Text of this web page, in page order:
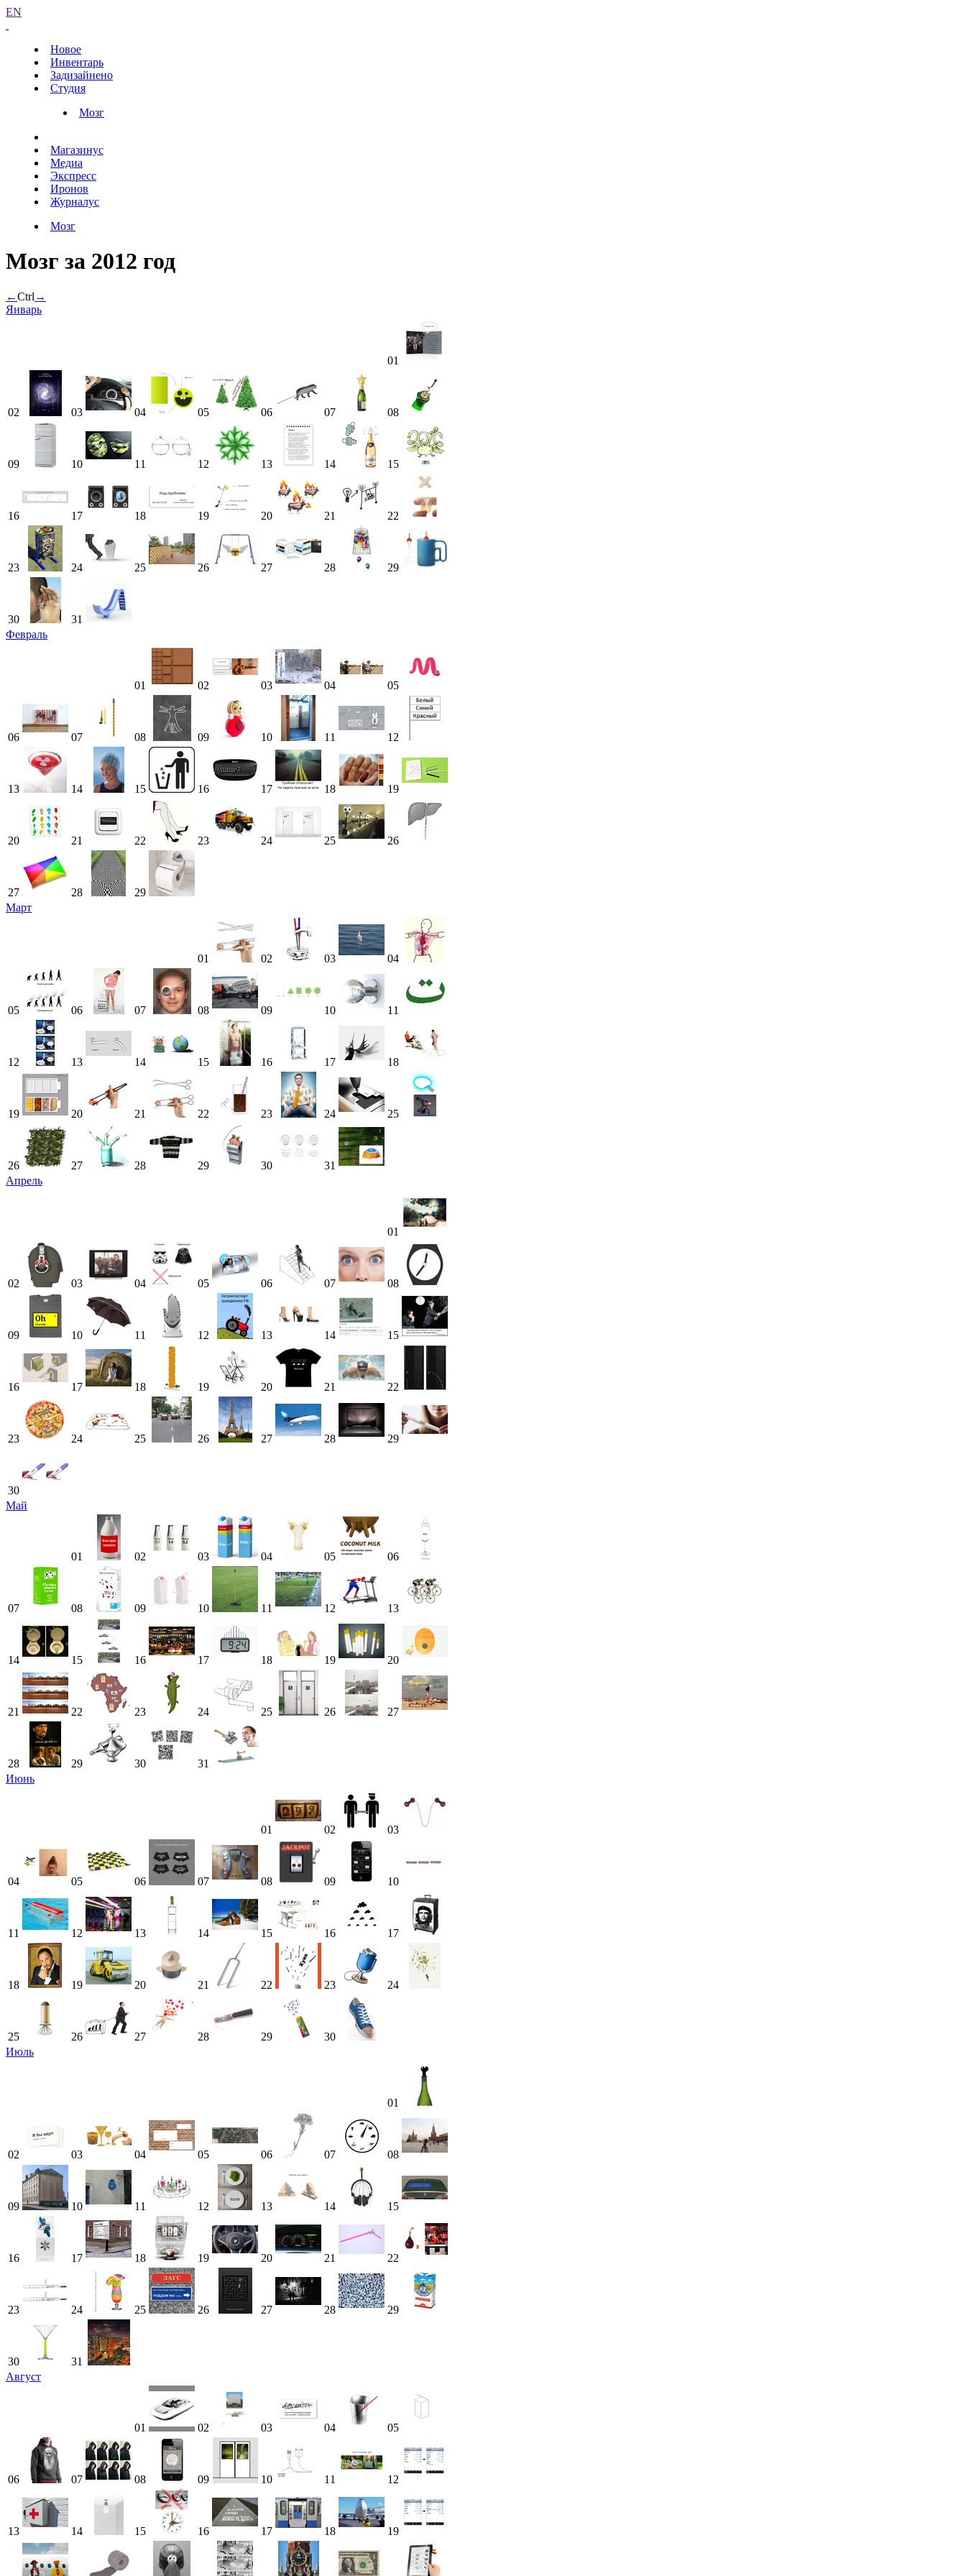
EN
Новое
Инвентарь
Задизайнено
Студия
Мозг
Магазинус
Медиа
Экспресс
Иронов
Журналус
Мозг
Мозг за 2012 год
←Ctrl →
Январь
01
02 03 04 05 06 07 08
09 10 11 12 13 14 15
16 17 18 19 20 21 22
23 24 25 26 27 28 29
30
31
Февраль
01 02 03 04 05
06 07 08 09 10 11 12
13 14 15 16 17 18 19
20 21 22 23 24 25 26
27 28
29
Март
01 02 03 04
05 06 07 08 09 10 11
12 13 14 15 16 17 18
19 20 21 22 23 24 25
26 27 28 29 30
31
Апрель
01
02 03 04 05 06 07 08
09 10 11 12 13 14 15
16 17 18 19 20 21 22
23 24 25 26 27 28 29
30
Май
01 02 03 04 05 06
07 08 09 10 11 12 13
14 15 16 17 18 19 20
21 22 23 24 25 26 27
28 29 30
31
Июнь
01 02 03
04 05 06 07 08 09 10
11 12 13 14 15 16 17
18 19 20 21 22 23 24
25 26 27 28 29
30
Июль
01
02 03 04 05 06 07 08
09 10 11 12 13 14 15
16 17 18 19 20 21 22
23 24 25 26 27 28 29
30
31
Август
01 02 03 04 05
06 07 08 09 10 11 12
13 14 15 16 17 18 19